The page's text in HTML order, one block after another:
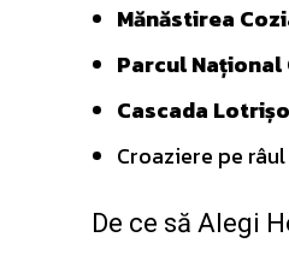
Mănăstirea
Parcul Național
Cascada
Croaziere pe
De ce să Alegi